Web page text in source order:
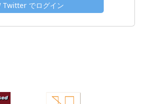
Twitter でログイン